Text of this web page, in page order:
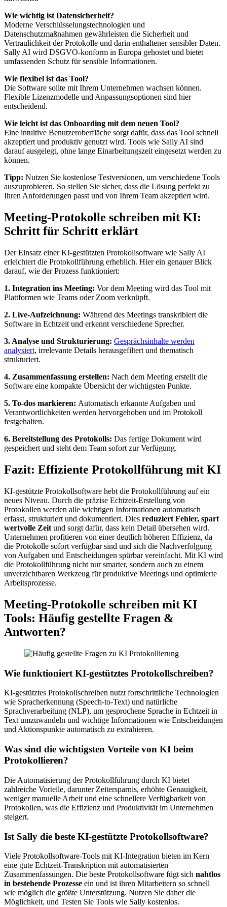
Wie wichtig ist Datensicherheit?
Moderne Verschlüsselungstechnologien und
Datenschutzmaßnahmen gewährleisten die Sicherheit und
Vertraulichkeit der Protokolle und darin enthaltener sensibler Daten.
Sally AI wird DSGVO-konform in Europa gehostet und bietet
umfassenden Schutz für sensible Informationen.
Wie flexibel ist das Tool?
Die Software sollte mit Ihrem Unternehmen wachsen können.
Flexible Lizenzmodelle und Anpassungsoptionen sind hier
entscheidend.
Wie leicht ist das Onboarding mit dem neuen Tool?
Eine intuitive Benutzeroberfläche sorgt dafür, dass das Tool schnell
akzeptiert und produktiv genutzt wird. Tools wie Sally AI sind
darauf ausgelegt, ohne lange Einarbeitungszeit eingesetzt werden zu
können.
Tipp: Nutzen Sie kostenlose Testversionen, um verschiedene Tools
auszuprobieren. So stellen Sie sicher, dass die Lösung perfekt zu
Ihren Anforderungen passt und von Ihrem Team akzeptiert wird.
Meeting-Protokolle schreiben mit KI:
Schritt für Schritt erklärt
Der Einsatz einer KI-gestützten Protokollsoftware wie Sally AI
erleichtert die Protokollführung erheblich. Hier ein genauer Blick
darauf, wie der Prozess funktioniert:
1. Integration ins Meeting: Vor dem Meeting wird das Tool mit
Plattformen wie Teams oder Zoom verknüpft.
2. Live-Aufzeichnung: Während des Meetings transkribiert die
Software in Echtzeit und erkennt verschiedene Sprecher.
3. Analyse und Strukturierung: Gesprächsinhalte werden
analysiert, irrelevante Details herausgefiltert und thematisch
strukturiert.
4. Zusammenfassung erstellen: Nach dem Meeting erstellt die
Software eine kompakte Übersicht der wichtigsten Punkte.
5. To-dos markieren: Automatisch erkannte Aufgaben und
Verantwortlichkeiten werden hervorgehoben und im Protokoll
festgehalten.
6. Bereitstellung des Protokolls: Das fertige Dokument wird
gespeichert und steht dem Team sofort zur Verfügung.
Fazit: Effiziente Protokollführung mit KI
KI-gestützte Protokollsoftware hebt die Protokollführung auf ein
neues Niveau. Durch die präzise Echtzeit-Erstellung von
Protokollen werden alle wichtigen Informationen automatisch
erfasst, strukturiert und dokumentiert. Dies reduziert Fehler, spart
wertvolle Zeit und sorgt dafür, dass kein Detail übersehen wird.
Unternehmen profitieren von einer deutlich höheren Effizienz, da
die Protokolle sofort verfügbar sind und sich die Nachverfolgung
von Aufgaben und Entscheidungen spürbar vereinfacht. Mit KI wird
die Protokollführung nicht nur smarter, sondern auch zu einem
unverzichtbaren Werkzeug für produktive Meetings und optimierte
Arbeitsprozesse.
Meeting-Protokolle schreiben mit KI
Tools: Häufig gestellte Fragen &
Antworten?
Wie funktioniert KI-gestütztes Protokollschreiben?
KI-gestütztes Protokollschreiben nutzt fortschrittliche Technologien
wie Spracherkennung (Speech-to-Text) und natürliche
Sprachverarbeitung (NLP), um gesprochene Sprache in Echtzeit in
Text umzuwandeln und wichtige Informationen wie Entscheidungen
und Aktionspunkte automatisch zu extrahieren.
Was sind die wichtigsten Vorteile von KI beim
Protokollieren?
Die Automatisierung der Protokollführung durch KI bietet
zahlreiche Vorteile, darunter Zeitersparnis, erhöhte Genauigkeit,
weniger manuelle Arbeit und eine schnellere Verfügbarkeit von
Protokollen, was die Effizienz und Produktivität im Unternehmen
steigert.
Ist Sally die beste KI-gestützte Protokollsoftware?
Viele Protokollsoftware-Tools mit KI-Integration bieten im Kern
eine gute Echtzeit-Transkription mit automatisierten
Zusammenfassungen. Die beste Protokollsoftware fügt sich nahtlos
in bestehende Prozesse ein und ist ihren Mitarbeitern so schnell
wie möglich die größte Unterstützung. Nutzen Sie daher die
Möglichkeit, und Testen Sie Tools wie Sally kostenlos.